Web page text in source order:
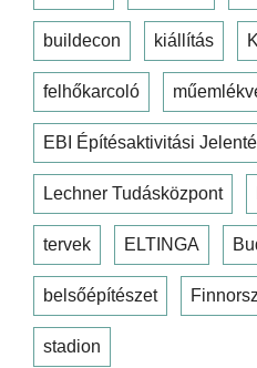
buildecon kiállítás
felhőkarcoló
EBI Építésaktivitási
Lechner Tudásközpont
tervek ELTINGA
belsőépítészet
stadion